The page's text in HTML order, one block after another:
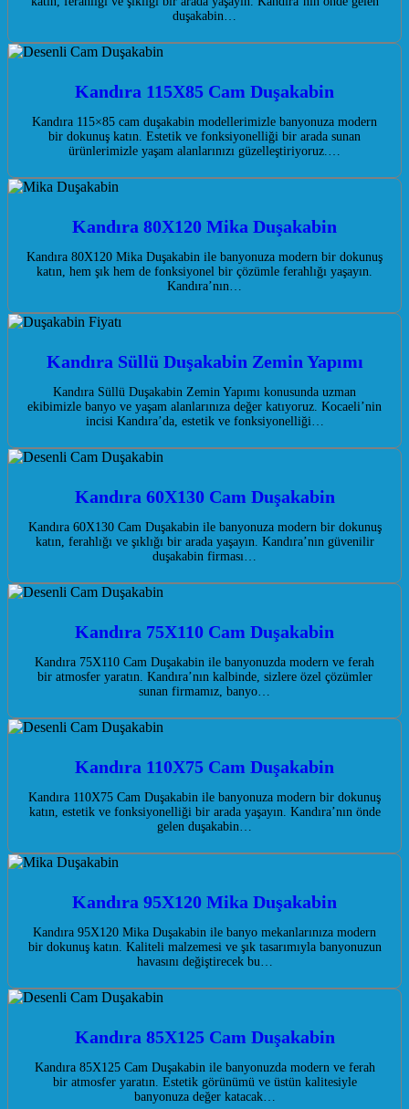
duşakabin…
Kandıra 115X85 Cam Duşakabin
Kandıra 115×85 cam duşakabin modellerimizle banyonuza modern
bir dokunuş katın. Estetik ve fonksiyonelliği bir arada sunan
ürünlerimizle yaşam alanlarınızı güzelleştiriyoruz.…
Kandıra 80X120 Mika Duşakabin
Kandıra 80X120 Mika Duşakabin ile banyonuza modern bir dokunuş
katın, hem şık hem de fonksiyonel bir çözümle ferahlığı yaşayın.
Kandıra’nın…
Kandıra Süllü Duşakabin Zemin Yapımı
Kandıra Süllü Duşakabin Zemin Yapımı konusunda uzman
ekibimizle banyo ve yaşam alanlarınıza değer katıyoruz. Kocaeli’nin
incisi Kandıra’da, estetik ve fonksiyonelliği…
Kandıra 60X130 Cam Duşakabin
Kandıra 60X130 Cam Duşakabin ile banyonuza modern bir dokunuş
katın, ferahlığı ve şıklığı bir arada yaşayın. Kandıra’nın güvenilir
duşakabin firması…
Kandıra 75X110 Cam Duşakabin
Kandıra 75X110 Cam Duşakabin ile banyonuzda modern ve ferah
bir atmosfer yaratın. Kandıra’nın kalbinde, sizlere özel çözümler
sunan firmamız, banyo…
Kandıra 110X75 Cam Duşakabin
Kandıra 110X75 Cam Duşakabin ile banyonuza modern bir dokunuş
katın, estetik ve fonksiyonelliği bir arada yaşayın. Kandıra’nın önde
gelen duşakabin…
Kandıra 95X120 Mika Duşakabin
Kandıra 95X120 Mika Duşakabin ile banyo mekanlarınıza modern
bir dokunuş katın. Kaliteli malzemesi ve şık tasarımıyla banyonuzun
havasını değiştirecek bu…
Kandıra 85X125 Cam Duşakabin
Kandıra 85X125 Cam Duşakabin ile banyonuzda modern ve ferah
bir atmosfer yaratın. Estetik görünümü ve üstün kalitesiyle
banyonuza değer katacak…